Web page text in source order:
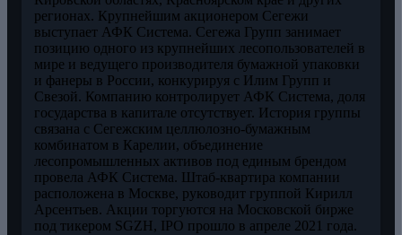
регионах. Крупнейшим акционером Сегежи
выступает АФК Система. Сегежа Групп занимает
позицию одного из крупнейших лесопользователей в
мире и ведущего производителя бумажной упаковки
и фанеры в России, конкурируя с Илим Групп и
Свезой. Компанию контролирует АФК Система, доля
государства в капитале отсутствует. История группы
связана с Сегежским целлюлозно-бумажным
комбинатом в Карелии, объединение
лесопромышленных активов под единым брендом
провела АФК Система. Штаб-квартира компании
расположена в Москве, руководит группой Кирилл
Арсентьев. Акции торгуются на Московской бирже
под тикером SGZH, IPO прошло в апреле 2021 года.